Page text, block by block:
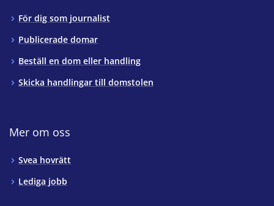
För dig som journalist
Publicerade domar
Beställ en dom eller handling
Skicka handlingar till domstolen
Mer om oss
Svea hovrätt
Lediga jobb